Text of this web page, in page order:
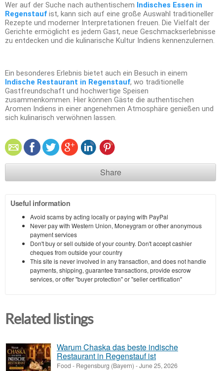
Wer auf der Suche nach authentischem Indisches Essen in
Regenstauf ist, kann sich auf eine große Auswahl traditioneller
Rezepte und moderner Interpretationen freuen. Die Vielfalt der
Gerichte ermöglicht es jedem Gast, neue Geschmackserlebnisse
zu entdecken und die kulinarische Kultur Indiens kennenzulernen.
Ein besonderes Erlebnis bietet auch ein Besuch in einem
Indische Restaurant in Regenstauf, wo traditionelle
Gastfreundschaft und hochwertige Speisen
zusammenkommen. Hier können Gäste die authentischen
Aromen Indiens in einer angenehmen Atmosphäre genießen und
sich kulinarisch verwöhnen lassen.
Share
Useful information
Avoid scams by acting locally or paying with PayPal
Never pay with Western Union, Moneygram or other anonymous
payment services
Don't buy or sell outside of your country. Don't accept cashier
cheques from outside your country
This site is never involved in any transaction, and does not handle
payments, shipping, guarantee transactions, provide escrow
services, or offer "buyer protection" or "seller certification"
Related listings
Warum Chaska das beste indische
Restaurant in Regenstauf ist
Food - Regensburg (Bayern) -June 25, 2026